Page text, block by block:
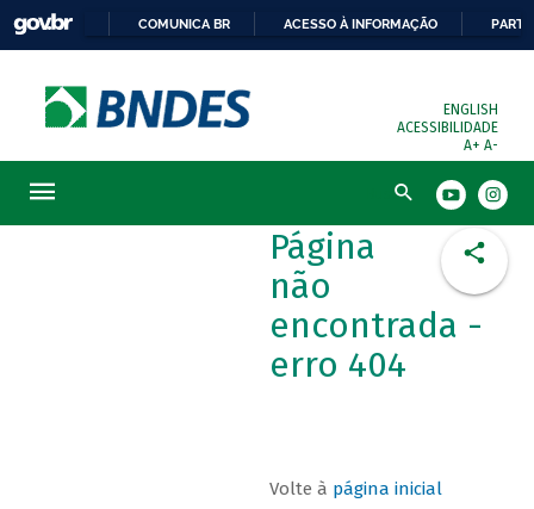
COMUNICA BR ACESSO À INFORMAÇÃO
ENGLISH
ACESSIBILIDADE
A+ A-
Busca
Página
não
encontrada -
erro 404
Volte à página inicial